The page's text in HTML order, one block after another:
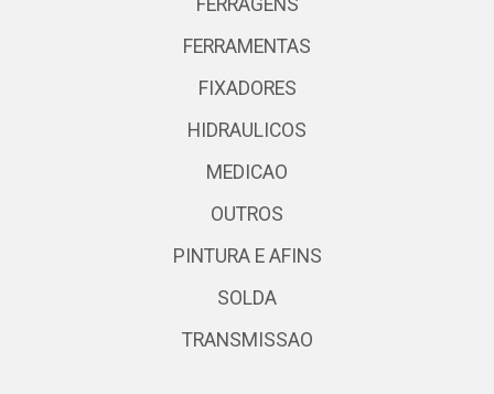
FERRAGENS
FERRAMENTAS
FIXADORES
HIDRAULICOS
MEDICAO
OUTROS
PINTURA E AFINS
SOLDA
TRANSMISSAO